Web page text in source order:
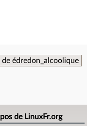
de édredon_alcoolique
de LinuxFr.org